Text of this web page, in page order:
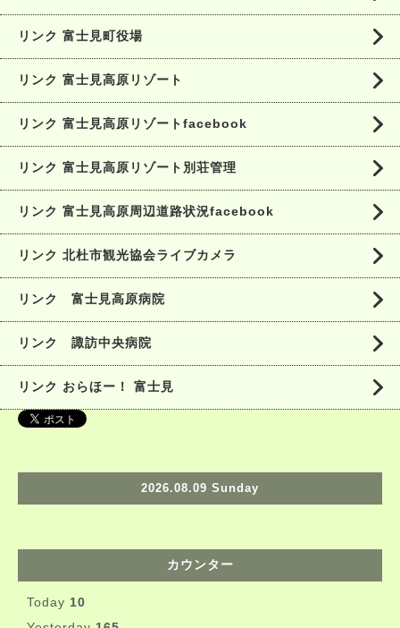
リンク 富士見町役場
リンク 富士見高原リゾート
リンク 富士見高原リゾートfacebook
リンク 富士見高原リゾート別荘管理
リンク 富士見高原周辺道路状況facebook
リンク 北杜市観光協会ライブカメラ
リンク 富士見高原病院
リンク 諏訪中央病院
リンク おらほー！ 富士見
2026.08.09 Sunday
カウンター
Today 10